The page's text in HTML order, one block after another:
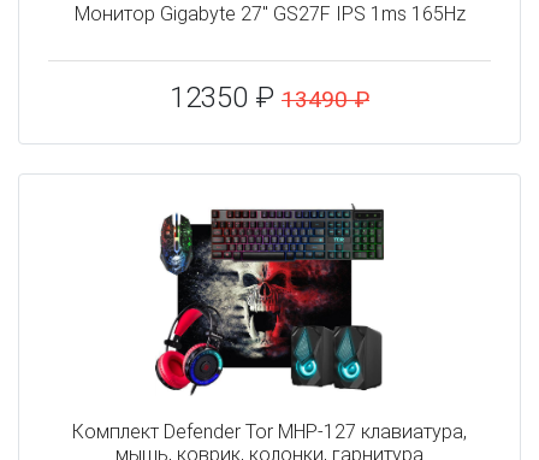
Монитор Gigabyte 27" GS27F IPS 1ms 165Hz
12350 ₽ 13490 ₽
Комплект Defender Tor MHP-127 клавиатура,
мышь, коврик, колонки, гарнитура